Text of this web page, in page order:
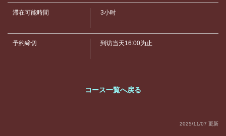
滞在可能時間 3小时
予約締切 到访当天16:00为止
コース一覧へ戻る
2025/11/07 更新
この店舗情報をシェアする
【推荐☆】双人套餐（6道菜） | パスタと世界のビール ア
ンドリュー
お店情報をコピー